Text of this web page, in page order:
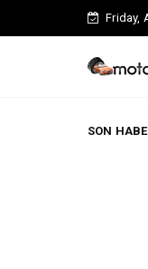
Friday,
SON
Maxus Modellerinde